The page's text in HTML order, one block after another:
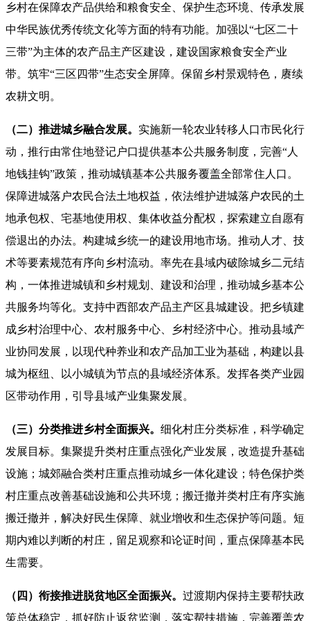
乡村在保障农产品供给和粮食安全、保护生态环境、传承发展
中华民族优秀传统文化等方面的特有功能。加强以“七区二十
三带”为主体的农产品主产区建设，建设国家粮食安全产业
带。筑牢“三区四带”生态安全屏障。保留乡村景观特色，赓续
农耕文明。
（二）推进城乡融合发展。 实施新一轮农业转移人口市民化行
动，推行由常住地登记户口提供基本公共服务制度，完善“人
地钱挂钩”政策，推动城镇基本公共服务覆盖全部常住人口。
保障进城落户农民合法土地权益，依法维护进城落户农民的土
地承包权、宅基地使用权、集体收益分配权，探索建立自愿有
偿退出的办法。 构建城乡统一的建设用地市场。推动人才、技
术等要素规范有序向乡村流动。率先在县域内破除城乡二元结
构，一体推进城镇和乡村规划、建设和治理，推动城乡基本公
共服务均等化。支持中西部农产品主产区县城建设。把乡镇建
成乡村治理中心、农村服务中心、乡村经济中心。推动县域产
业协同发展，以现代种养业和农产品加工业为基础，构建以县
城为枢纽、以小城镇为节点的县域经济体系。发挥各类产业园
区带动作用，引导县域产业集聚发展。
（三）分类推进乡村全面振兴。 细化村庄分类标准，科学确定
发展目标。集聚提升类村庄重点强化产业发展，改造提升基础
设施；城郊融合类村庄重点推动城乡一体化建设；特色保护类
村庄重点改善基础设施和公共环境；搬迁撤并类村庄有序实施
搬迁撤并，解决好民生保障、就业增收和生态保护等问题。短
期内难以判断的村庄，留足观察和论证时间，重点保障基本民
生需要。
（四）衔接推进脱贫地区全面振兴。 过渡期内保持主要帮扶政
策总体稳定，抓好防止返贫监测，落实帮扶措施，完善覆盖农